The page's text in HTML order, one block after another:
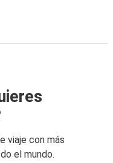
viaje con más
el mundo.